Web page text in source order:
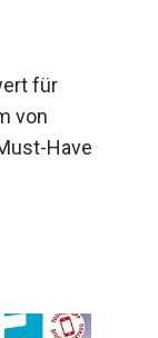
für
von
Have